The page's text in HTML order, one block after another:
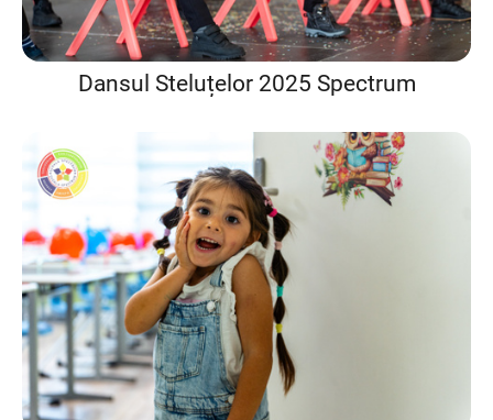
Dansul Steluțelor 2025 Spectrum